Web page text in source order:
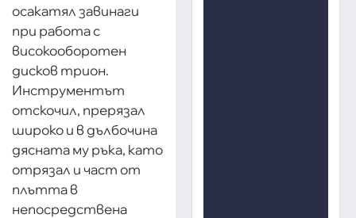
осакатял завинаги
при работа с
високооборотен
дисков трион.
Инструментът
отскочил, прерязал
широко и в дълбочина
дясната му ръка, като
отрязал и част от
плътта в
непосредствена